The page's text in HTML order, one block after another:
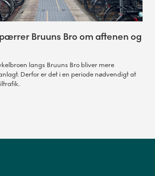
Bruuns Bro om aftenen og
langs Bruuns Bro bliver mere
Derfor er det i en periode nødvendigt at